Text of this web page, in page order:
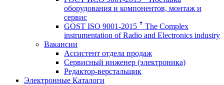
оборудования и компонентов, монтаж и
сервис
GOST ISO 9001-2015 ꜛ The Complex
instrumentation of Radio and Electronics industry
Вакансии
Ассистент отдела продаж
Сервисный инженер (электроника)
Редактор-верстальщик
Электронные Каталоги